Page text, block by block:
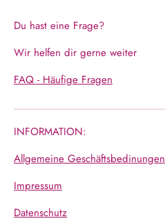
Du hast eine Frage?
Wir helfen dir gerne weiter
FAQ - Häufige Fragen
INFORMATION:
Allgemeine Geschäftsbedinungen
Impressum
Datenschutz